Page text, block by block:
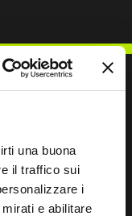
una buona
il traffico sui
i
e abilitare
NÓS